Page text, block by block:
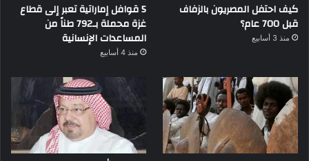
كيف احتفل المصريون بالزفاف
قبل 700 عام؟
منذ 3 أسابيع
5 قوافل إماراتية تعبر إلى قطاع
غزة محملة بـ792 طناً من
المساعدات الإنسانية
منذ 4 أسابيع